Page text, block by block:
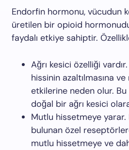
Endorfin hormonu, vücudun
üretilen bir opioid
faydalı etkiye sahiptir.
Ağrı kesici özelliği
hissinin azaltılmasına ve
etkilerine neden olur.
doğal bir ağrı kesici
Mutlu hissetmeye
bulunan özel
mutlu hissetmeye ve